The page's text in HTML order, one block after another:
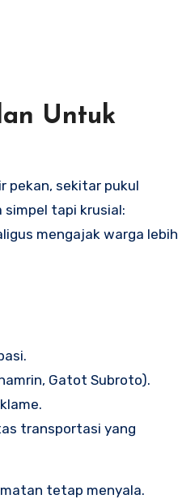
Untuk
pekan, sekitar pukul
simpel tapi krusial:
mengajak warga lebih
Gatot Subroto).
transportasi yang
tetap menyala.